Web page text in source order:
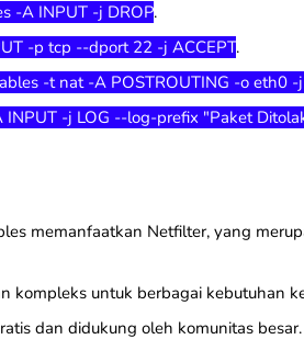
-A INPUT -j DROP.
-p tcp --dport 22 -j ACCEPT.
-t nat -A POSTROUTING -o eth0 -
INPUT -j LOG --log-prefix "Paket
memanfaatkan Netfilter, yang
kompleks untuk berbagai kebutuhan
dan didukung oleh komunitas besar.